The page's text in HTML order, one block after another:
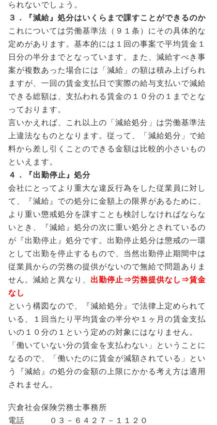
られないでしょう。
３．『減給』処分はいくらまで課すことができるのか
これについては労働基準法（９１条）にその具体的な
定めがあります。基本的には１回の事案で平均賃金１
日分の半分までとなっています。また、減給すべき事
案が複数あった場合には「減給」の額は積み上げられ
ますが、一回の賃金支払日で実際の給与支払いで減給
できる総額は、支払われる賃金の１０分の１までとな
っております。
言いかえれば、これ以上の「減給処分」は労働基準法
上違法なものとなります。従って、「減給処分」で給
料から差し引くことのできる金額は比較的小さいもの
といえます。
４．『出勤停止』処分
会社にとってより重大な違反行為をした従業員に対し
て、『減給』での処分に金額上の限界があるために、
より重い懲戒処分を課すことも検討しなければならな
いとき、『減給』処分の次に重い処分とされているの
が『出勤停止』処分です。出勤停止処分は懲戒の一環
として出勤を停止するもので、当然出勤停止期間中は
従業員からの労務の提供がないので無給で問題ありま
せん。減給と異なり、 出勤停止⇒労務提供なし⇒賃金
なし
という構図なので、『減給処分』で法律上定められて
いる、１回当たり平均賃金の半分や１ヶ月の賃金支払
いの１０分の１という定めの対象にはなりません。
「働いていない分の賃金を支払わない」ということに
なるので、「働いたのに賃金が減額されている」とい
う『減給』の処分の金額の上限にかかる考え方は適用
されません。
宍倉社会保険労務士事務所
電話 ０３－６４２７－１１２０